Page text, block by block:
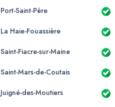
Port-Saint-Père
La Haie-Fouassière
Saint-Fiacre-sur-Maine
Saint-Mars-de-Coutais
Juigné-des-Moutiers